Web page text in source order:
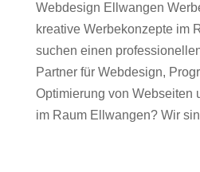
Webdesign Ellwangen
kreative Werbekonzepte im
suchen einen
Partner für Webdesign,
Optimierung von Webseiten
im Raum Ellwangen? Wir